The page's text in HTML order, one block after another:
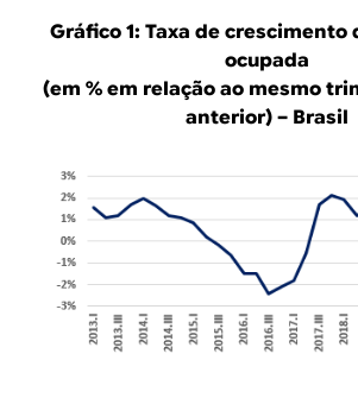
Gráfico 1: Taxa de crescimento
ocupada
(em % em relação ao mesmo
anterior) – Brasil